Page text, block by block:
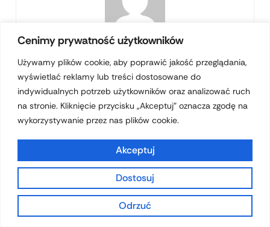
Cenimy prywatność użytkowników
Używamy plików cookie, aby poprawić jakość przeglądania,
wyświetlać reklamy lub treści dostosowane do
indywidualnych potrzeb użytkowników oraz analizować ruch
na stronie. Kliknięcie przycisku „Akceptuj” oznacza zgodę na
wykorzystywanie przez nas plików cookie.
Dostosuj
Odrzuć
Akceptuj
Powiązane Wpisy:
Luksusowe hotele w Polsce idealne na
ekskluzywne wakacje
Luksusowe wakacje: Odkryj najbardziej
ekskluzywne destynacje
Luksusowe domki z jacuzzi Bieszczady dla